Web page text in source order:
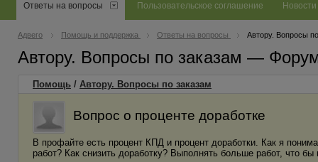
Ответы на вопросы Пользовательское соглашение Новости
Адвего Помощь и поддержка Ответы на вопросы Автору. Вопросы
Автору. Вопросы по заказам —
Помощь / Автору. Вопросы по заказам
Вопрос о проценте доработке
В профайте есть процент КПД и процент доработки. Как я
работ? Как снизить доработку? Выполнять больше работ, что